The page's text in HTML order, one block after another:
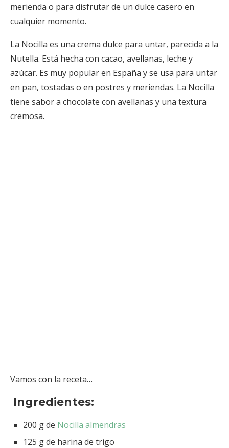
merienda o para disfrutar de un dulce casero en
cualquier momento.
La Nocilla es una crema dulce para untar, parecida a la
Nutella. Está hecha con cacao, avellanas, leche y
azúcar. Es muy popular en España y se usa para untar
en pan, tostadas o en postres y meriendas. La Nocilla
tiene sabor a chocolate con avellanas y una textura
cremosa.
Vamos con la receta…
Ingredientes:
200 g de Nocilla almendras
125 g de harina de trigo